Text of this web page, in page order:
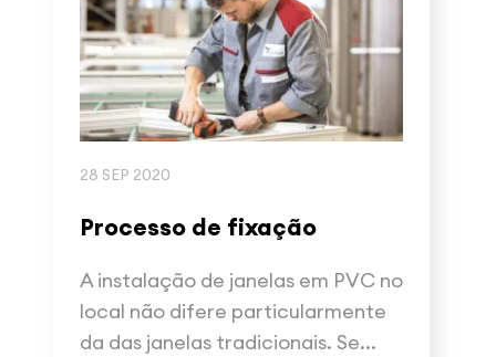
28 SEP 2020
Processo de fixação
A instalação de janelas em PVC no
local não difere particularmente
da das janelas tradicionais. Se...